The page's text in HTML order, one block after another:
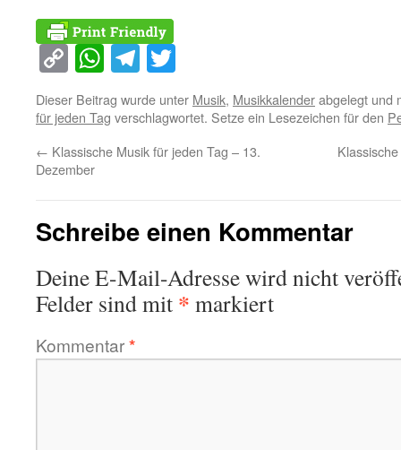
Copy
Link
WhatsApp
Telegram
Dieser Beitrag wurde unter Musik, Musikkalenderabgelegt und
für jeden Tag verschlagwortet. Setze ein Lesezeichen für den
← Klassische Musik für jeden Tag – 13.
Dezember
Schreibe einen Kommentar
Deine E-Mail-Adresse wird nicht
Felder sind mit * markiert
Kommentar*